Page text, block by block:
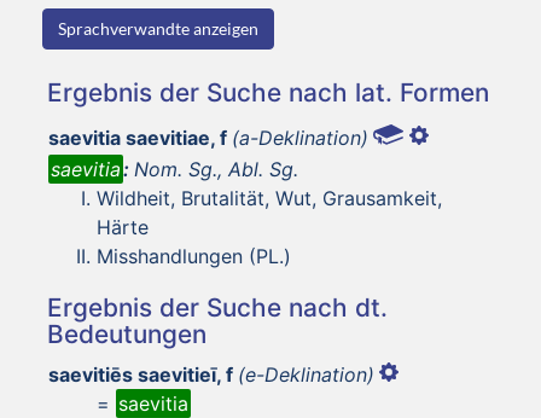
Sprachverwandte anzeigen
Ergebnis der Suche nach lat. Formen
saevitia saevitiae, f (a-Deklination)
saevitia: Nom. Sg., Abl. Sg.
Wildheit, Brutalität, Wut, Grausamkeit,
Härte
Misshandlungen (PL.)
Ergebnis der Suche nach dt.
Bedeutungen
saevitiēs saevitieī, f (e-Deklination)
= saevitia